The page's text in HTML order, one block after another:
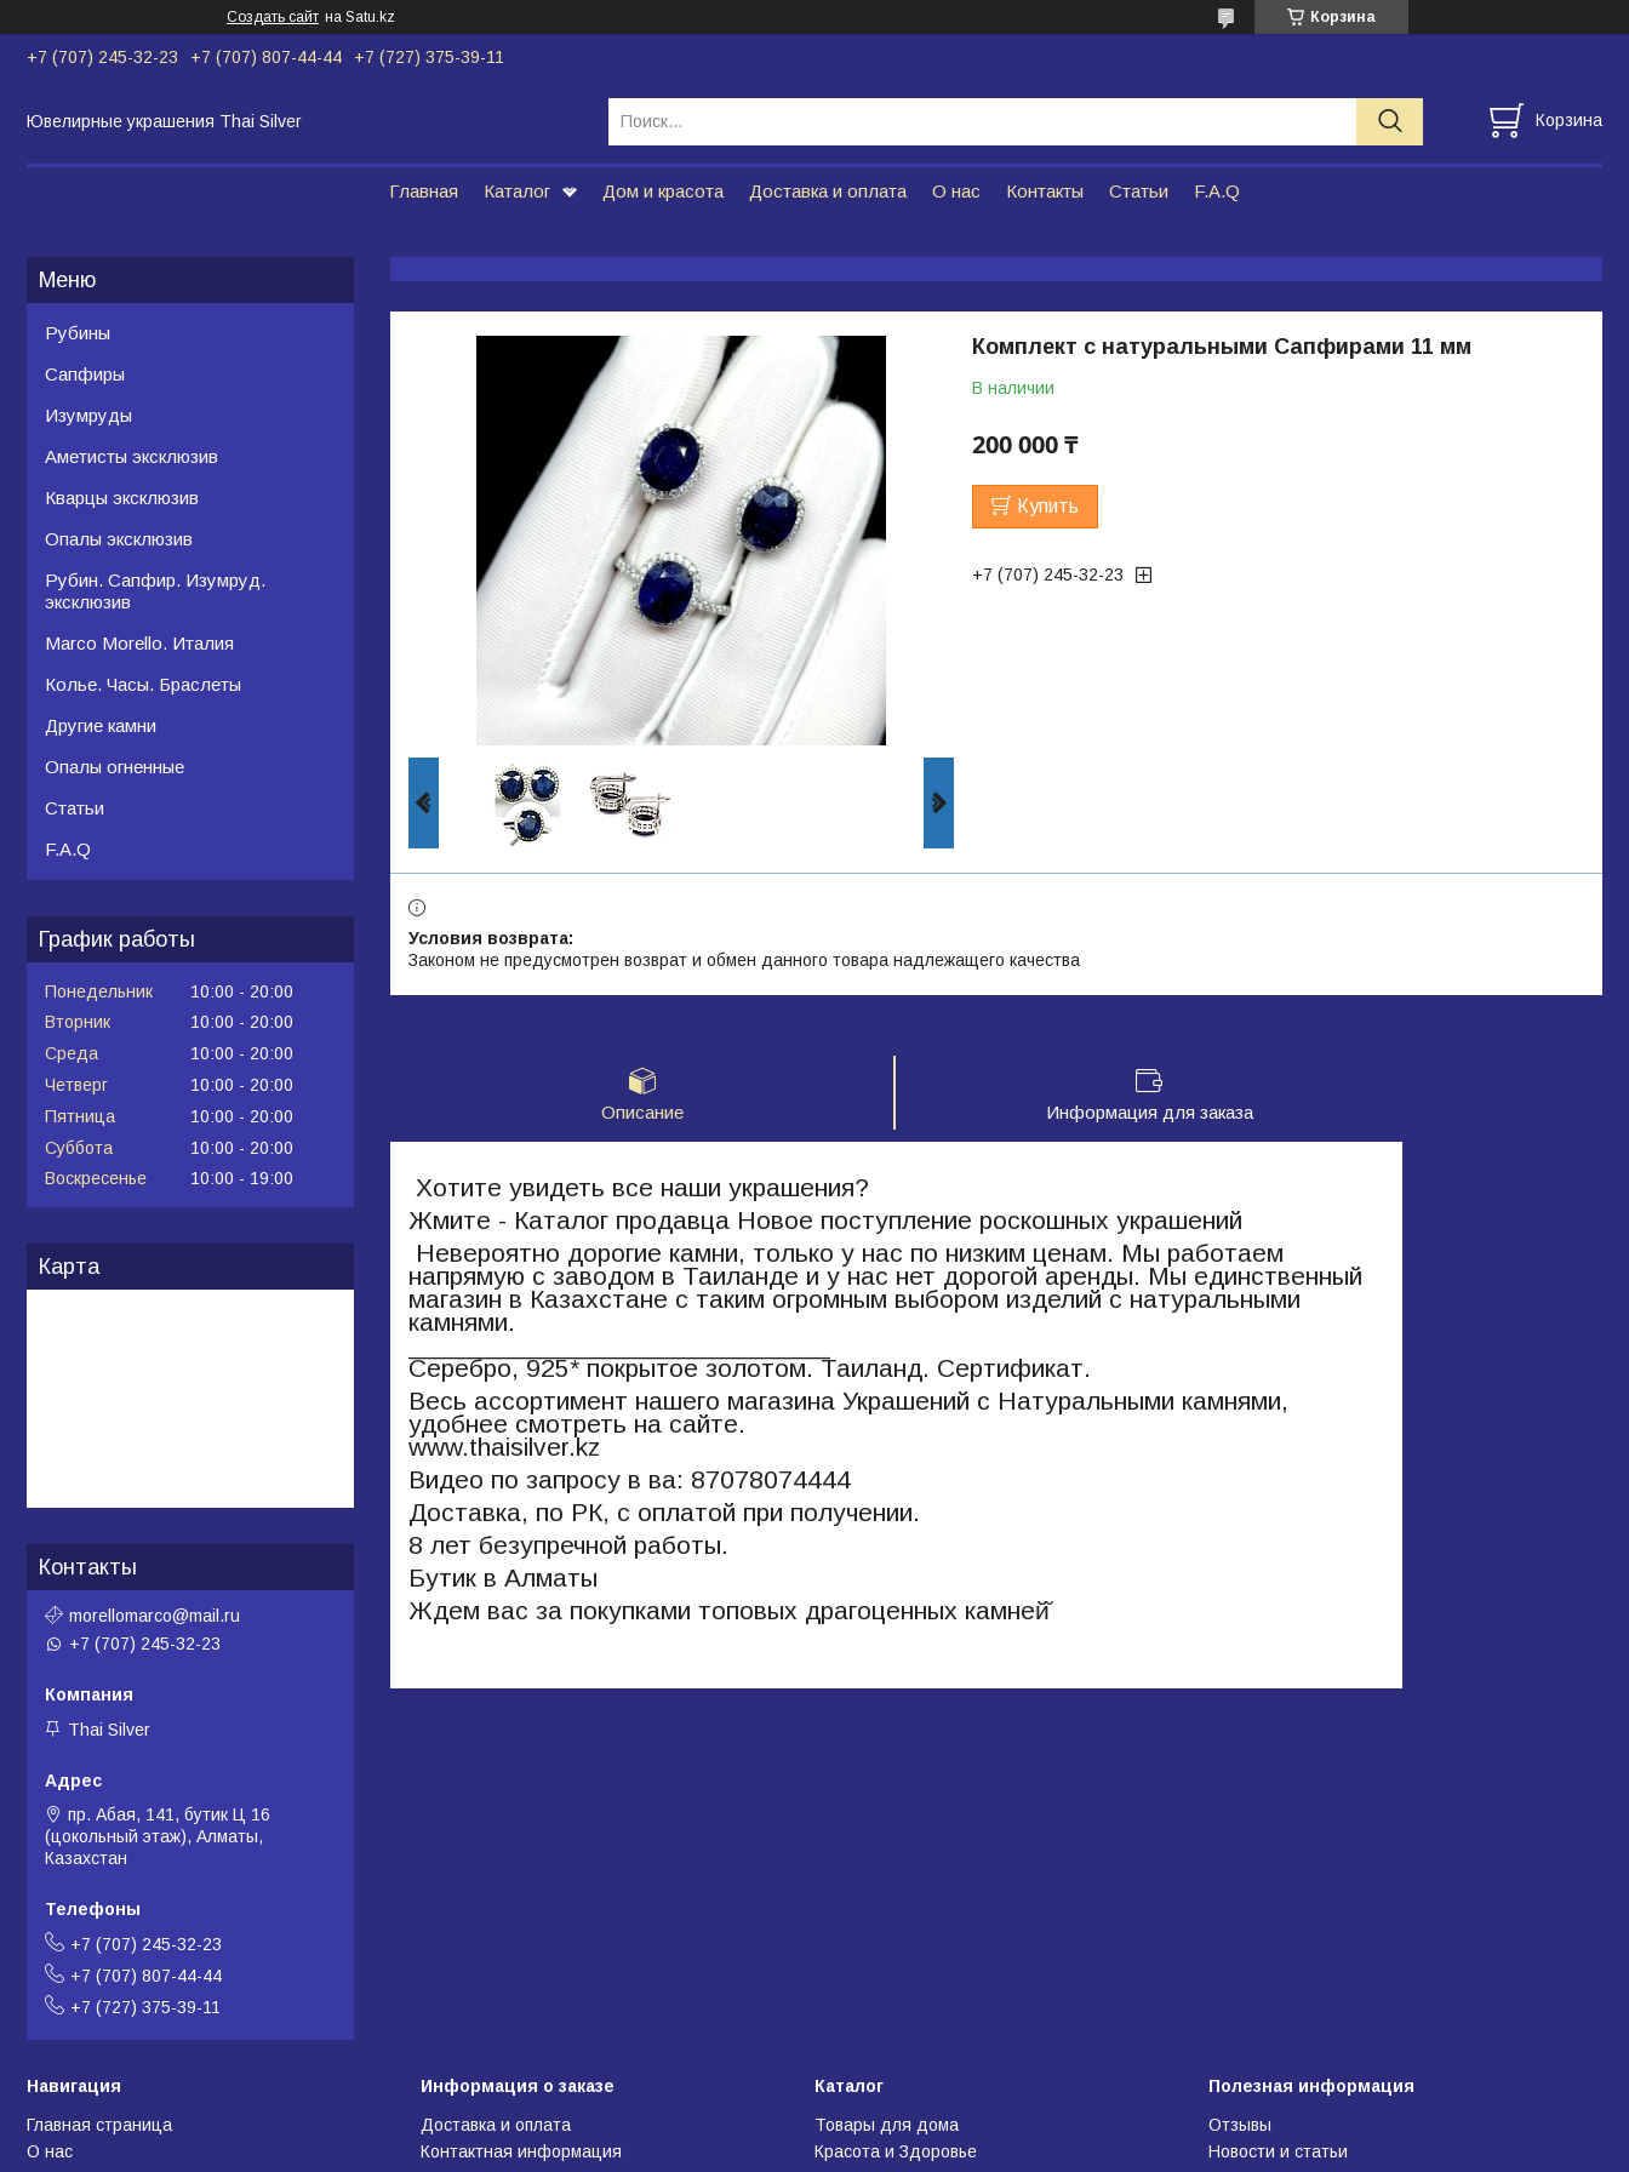
Создать сайт на Satu.kz Корзина
+7 (707) 245-32-23 +7 (707) 807-44-44 +7 (727) 375-39-11
Ювелирные украшения Thai Silver Корзина
Главная Каталог Дом и красота Доставка и оплата О нас Контакты Статьи F.A.Q
Комплект с натуральными Сапфирами 11 мм
В наличии
200 000 ₸
Купить
+7 (707) 245-32-23
Законом не предусмотрен возврат и обмен данного товара надлежащего качества
Описание Информация для заказа
Хотите увидеть все наши украшения?
Жмите - Каталог продавца Новое поступление роскошных украшений
Невероятно дорогие камни, только у нас по низким ценам. Мы работаем
напрямую с заводом в Таиланде и у нас нет дорогой аренды. Мы единственный
магазин в Казахстане с таким огромным выбором изделий с натуральными
камнями.
Серебро, 925* покрытое золотом. Таиланд. Сертификат.
Весь ассортимент нашего магазина Украшений с Натуральными камнями,
удобнее смотреть на сайте.
www.thaisilver.kz
Видео по запросу в ва: 87078074444
Доставка, по РК, с оплатой при получении.
8 лет безупречной работы.
Бутик в Алматы
Ждем вас за покупками топовых драгоценных камней̆
Рубины
Сапфиры
Изумруды
Аметисты эксклюзив
Кварцы эксклюзив
Опалы эксклюзив
Рубин. Сапфир. Изумруд.
эксклюзив
Marco Morello. Италия
Колье. Часы. Браслеты
Другие камни
Опалы огненные
Статьи
F.A.Q
График работы
Понедельник 10:00
20:00
Вторник
10:00
20:00
Среда
10:00
20:00
Четверг
10:00
20:00
Пятница
10:00
20:00
Суббота
10:00
20:00
Воскресенье
10:00 19:00
Карта
Контакты
morellomarco@mail.ru
+7 (707) 245-32-23
Thai Silver
пр. Абая, 141, бутик Ц 16
(цокольный этаж), Алматы,
Казахстан
+7 (707) 245-32-23
+7 (707) 807-44-44
+7 (727) 375-39-11
Навигация
Главная страница
О нас
Информация о заказе
Доставка и оплата
Контактная информация
Каталог
Товары для дома
Красота и Здоровье
Полезная информация
Отзывы
Новости и статьи